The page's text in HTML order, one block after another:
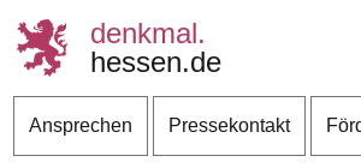
Direkt zum Kopf der
Direkt zum Inhalt
Direkt zum Fuß der Seite
denkmal.
hessen.de
Ansprechen Pressekontakt